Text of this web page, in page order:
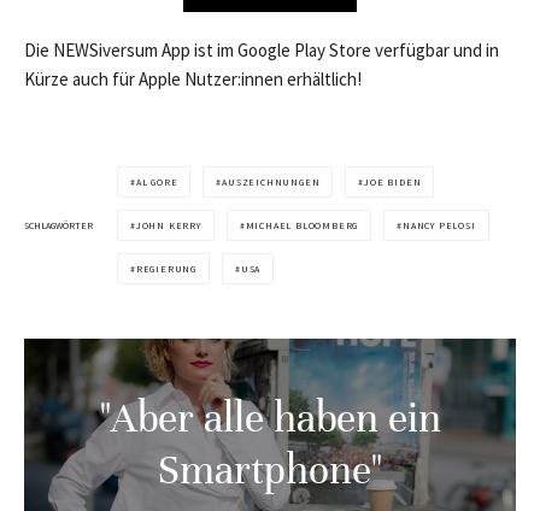
Die NEWSiversum App ist im Google Play Store verfügbar und in
Kürze auch für Apple Nutzer:innen erhältlich!
SCHLAGWÖRTER
AL GORE AUSZEICHNUNGEN JOE BIDEN
JOHN KERRY MICHAEL BLOOMBERG NANCY PELOSI
REGIERUNG USA
"Aber alle haben ein
Smartphone"